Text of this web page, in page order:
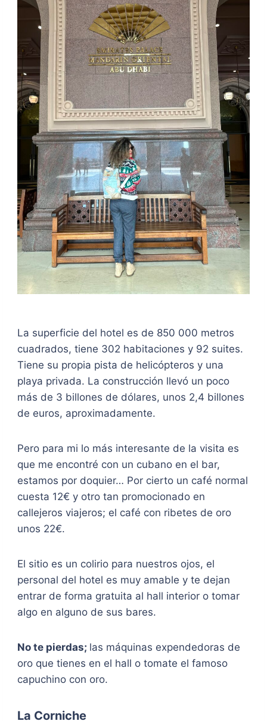
La superficie del hotel es de 850 000 metros
cuadrados, tiene 302 habitaciones y 92 suites.
Tiene su propia pista de helicópteros y una
playa privada. La construcción llevó un poco
más de 3 billones de dólares, unos 2,4 billones
de euros, aproximadamente.
Pero para mi lo más interesante de la visita es
que me encontré con un cubano en el bar,
estamos por doquier… Por cierto un café normal
cuesta 12€ y otro tan promocionado en
callejeros viajeros; el café con ribetes de oro
unos 22€.
El sitio es un colirio para nuestros ojos, el
personal del hotel es muy amable y te dejan
entrar de forma gratuita al hall interior o tomar
algo en alguno de sus bares.
No te pierdas; las máquinas expendedoras de
oro que tienes en el hall o tomate el famoso
capuchino con oro.
La Corniche